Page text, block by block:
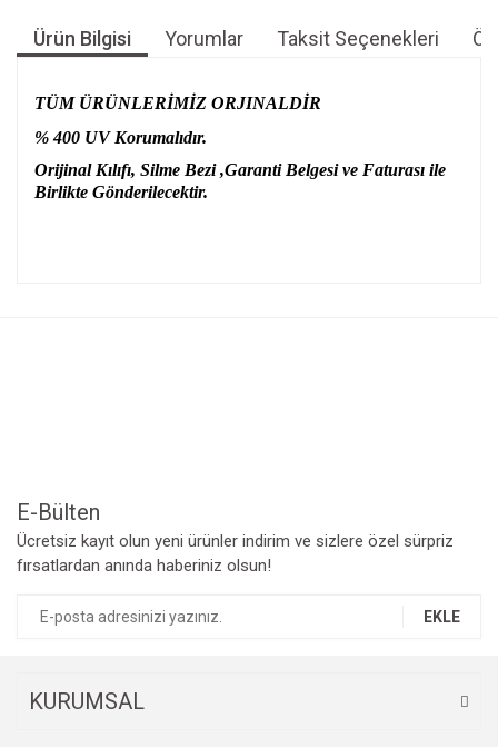
Ürün Bilgisi Yorumlar Taksit Seçenekleri
TÜM ÜRÜNLERİMİZ ORJINALDİR
% 400 UV Korumalıdır.
Orijinal Kılıfı, Silme Bezi ,Garanti Belgesi ve Faturası ile
Birlikte Gönderilecektir.
E-Bülten
Ücretsiz kayıt olun yeni ürünler indirim ve sizlere özel sürpriz
fırsatlardan anında haberiniz olsun!
EKLE
KURUMSAL